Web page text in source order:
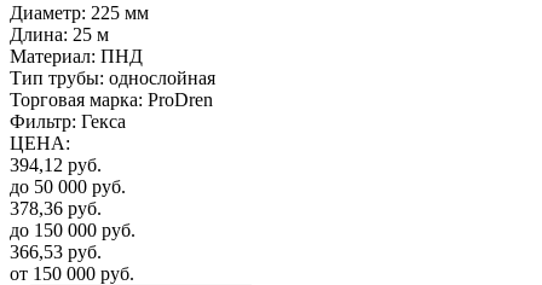
Диаметр: 225 мм
Длина: 25 м
Материал: ПНД
Тип трубы: однослойная
Торговая марка: ProDren
Фильтр: Гекса
ЦЕНА:
394,12 руб.
до 50 000 руб.
378,36 руб.
до 150 000 руб.
366,53 руб.
от 150 000 руб.